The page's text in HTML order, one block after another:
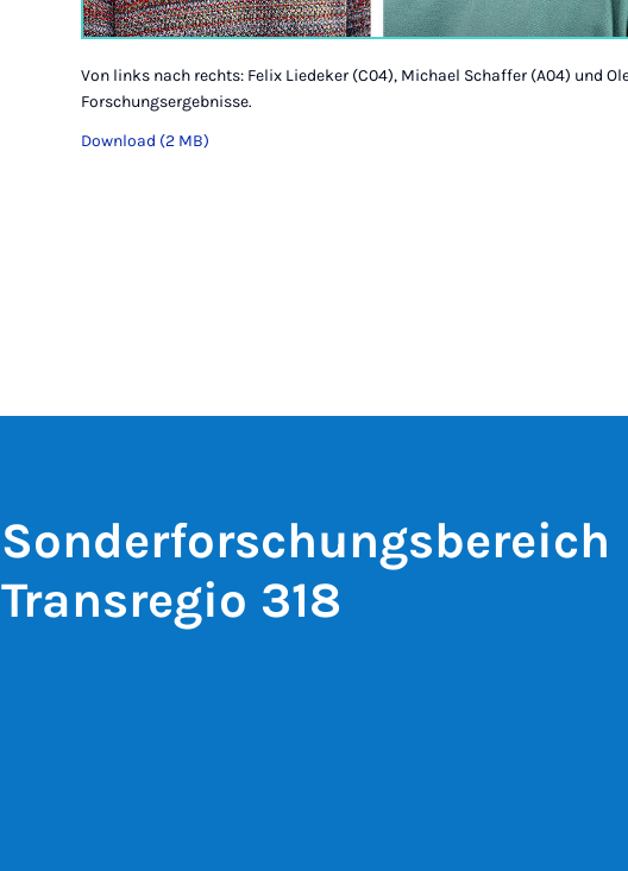
Von links nach rechts: Felix Liedeker (C04), Michael Schaffer (A04) und
Forschungsergebnisse.
Download (2 MB)
Sonderforschungsbereich
Transregio 318